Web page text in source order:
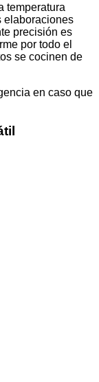
temperatura
elaboraciones
precisión es
por todo el
se cocinen de
en caso que